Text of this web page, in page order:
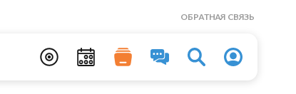
ОБРАТНАЯ СВЯЗЬ